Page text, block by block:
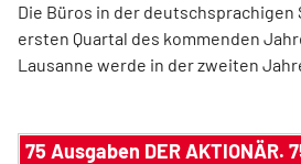
Die Büros in der deutschsprachigen
ersten Quartal des kommenden
Lausanne werde in der zweiten
75 Ausgaben DER